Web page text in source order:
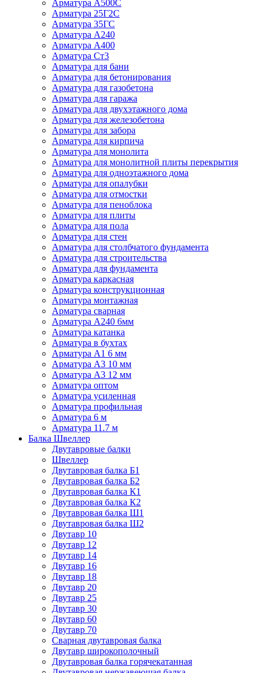
Арматура A500С
Арматура 25Г2С
Арматура 35ГС
Арматура А240
Арматура А400
Арматура Ст3
Арматура для бани
Арматура для бетонирования
Арматура для газобетона
Арматура для гаража
Арматура для двухэтажного дома
Арматура для железобетона
Арматура для забора
Арматура для кирпича
Арматура для монолита
Арматура для монолитной плиты перекрытия
Арматура для одноэтажного дома
Арматура для опалубки
Арматура для отмостки
Арматура для пеноблока
Арматура для плиты
Арматура для пола
Арматура для стен
Арматура для столбчатого фундамента
Арматура для строительства
Арматура для фундамента
Арматура каркасная
Арматура конструкционная
Арматура монтажная
Арматура сварная
Арматура А240 6мм
Арматура катанка
Арматура в бухтах
Арматура А1 6 мм
Арматура А3 10 мм
Арматура А3 12 мм
Арматура оптом
Арматура усиленная
Арматура профильная
Арматура 6 м
Арматура 11.7 м
Балка Швеллер
Двутавровые балки
Швеллер
Двутавровая балка Б1
Двутавровая балка Б2
Двутавровая балка К1
Двутавровая балка К2
Двутавровая балка Ш1
Двутавровая балка Ш2
Двутавр 10
Двутавр 12
Двутавр 14
Двутавр 16
Двутавр 18
Двутавр 20
Двутавр 25
Двутавр 30
Двутавр 60
Двутавр 70
Сварная двутавровая балка
Двутавр широкополочный
Двутавровая балка горячекатанная